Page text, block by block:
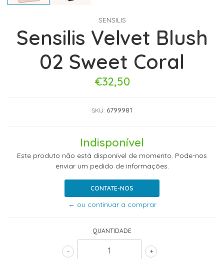
SENSILIS
Sensilis Velvet Blush
02 Sweet Coral
€32,50
SKU: 6799981
Indisponível
Este produto não está disponível de momento. Pode-nos
enviar um pedido de informações.
CONTATE-NOS
← ou continuar a comprar
QUANTIDADE
+
-